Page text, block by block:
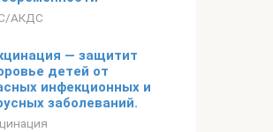
АКДС
— защитит
детей от
инфекционных и
заболеваний.